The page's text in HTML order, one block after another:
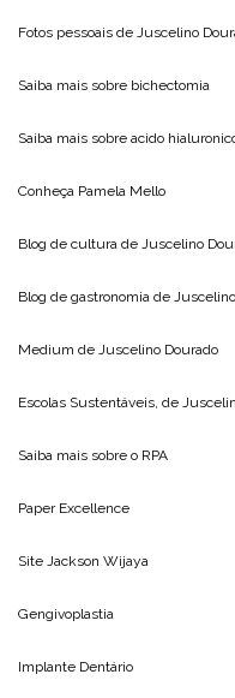
Fotos pessoais de Juscelino
Saiba mais sobre bichectomia
Saiba mais sobre acido
Conheça Pamela Mello
Blog de cultura de Juscelino
Blog de gastronomia de
Medium de Juscelino Dourado
Escolas Sustentáveis, de
Saiba mais sobre o RPA
Paper Excellence
Site Jackson Wijaya
Gengivoplastia
Implante Dentário